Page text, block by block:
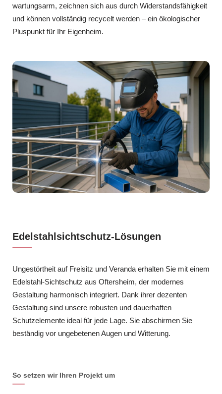
wartungsarm, zeichnen sich aus durch Widerstandsfähigkeit
und können vollständig recycelt werden – ein ökologischer
Pluspunkt für Ihr Eigenheim.
Edelstahlsichtschutz-Lösungen
Ungestörtheit auf Freisitz und Veranda erhalten Sie mit einem
Edelstahl-Sichtschutz aus Oftersheim, der modernes
Gestaltung harmonisch integriert. Dank ihrer dezenten
Gestaltung sind unsere robusten und dauerhaften
Schutzelemente ideal für jede Lage. Sie abschirmen Sie
beständig vor ungebetenen Augen und Witterung.
So setzen wir Ihren Projekt um